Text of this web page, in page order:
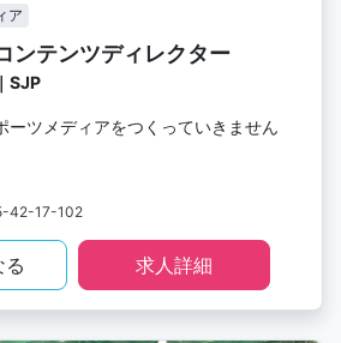
ア
ンテンツディレクター
SJP
ーツメディアをつくっていきません
42-17-102
る 求人詳細